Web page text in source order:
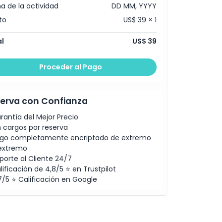
de la actividad
DD MM, YYYY
US$ 39 × 1
US$ 39
Proceder al Pago
con Confianza
del Mejor Precio
cargos por reserva
completamente encriptado de extremo
al Cliente 24/7
de 4,8/5 ⭐ en Trustpilot
5 ⭐ Calificación en Google